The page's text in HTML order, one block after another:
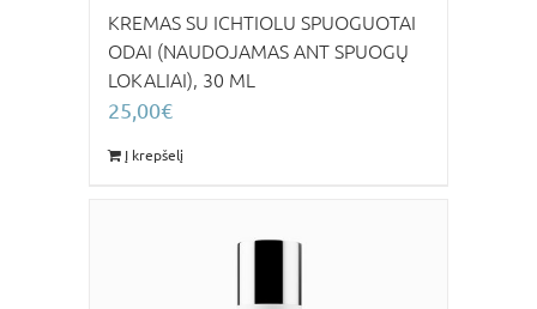
KREMAS SU ICHTIOLU SPUOGUOTAI
ODAI (NAUDOJAMAS ANT SPUOGŲ
LOKALIAI), 30 ML
25,00€
Į krepšelį